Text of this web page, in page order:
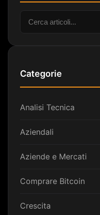
Cerca:
Categorie
Analisi Tecnica
Aziendali
Aziende e Mercati
Comprare Bitcoin
Crescita